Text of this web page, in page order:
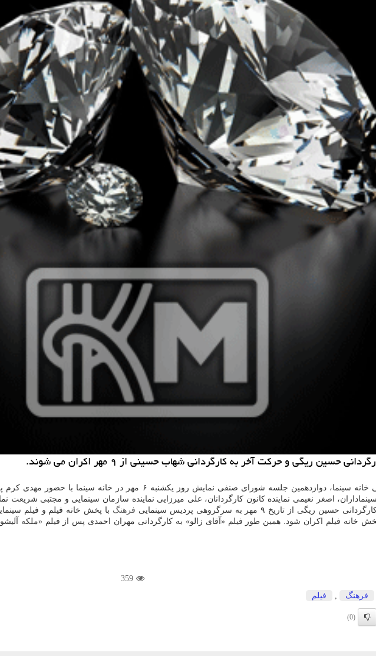
به گزارش کاراموند به نقل از روابط عمومی خانه سینما، دوازدهمین جلسه
اصغر نعیمی نماینده کانون کارگردانان، علی میرزایی نماینده سازمان سینمایی و مجتبی
از تاریخ ۹ مهر به سرگروهی پردیس سینمایی
فرهنگ
خانه فیلم اکران شود. همین طور فیلم «آقای زالو» به کارگردانی مهران احمدی پس از فیلم «ملکه
359
فرهنگ فیلم
(0)